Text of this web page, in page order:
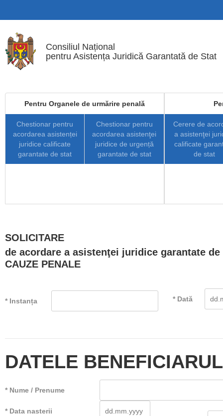
Consiliul Național
pentru Asistența Juridică Garantată de Stat
Pentru Organele de urmărire penală
Chestionar pentru
acordarea asistenței
juridice calificate
garantate de stat
Chestionar pentru
acordarea asistenţei
juridice de urgență
garantate de stat
Cerere de
a asistenţei
calificate
de stat
SOLICITARE
de acordare a asistenţei juridice garantate de
CAUZE PENALE
* Instanța * Dată
DATELE
* Nume / Prenume
* Data nasterii